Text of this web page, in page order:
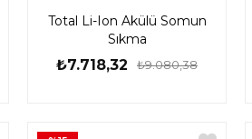
Total Li-Ion Akülü Somun
Sıkma
₺7.718,32 ₺9.080,38